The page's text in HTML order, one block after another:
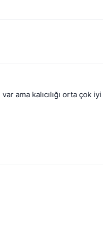
ama kalıcılığı orta çok